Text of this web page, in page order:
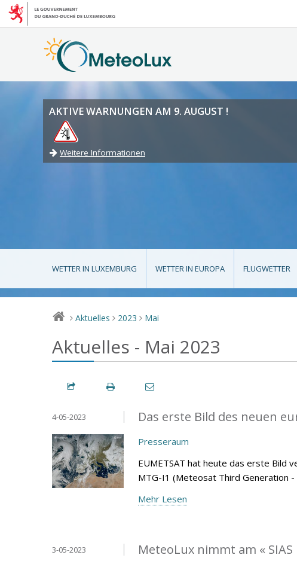
AKTIVE WARNUNGEN AM 9. AUGUST !
Weitere Informationen
WETTER IN LUXEMBURG WETTER IN EUROPA FLUGWETTER
> Aktuelles > 2023 > Mai
Aktuelles - Mai 2023
Das erste Bild des neuen
4-05-2023
Presseraum
EUMETSAT hat heute das erste Bild
MTG-I1 (Meteosat Third Generation
Mehr Lesen
MeteoLux nimmt am « SIAS
3-05-2023